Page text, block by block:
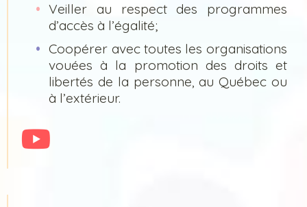
Veiller au respect des programmes
d’accès à l’égalité;
Coopérer avec toutes les organisations
vouées à la promotion des droits et
libertés de la personne, au Québec ou
à l’extérieur.